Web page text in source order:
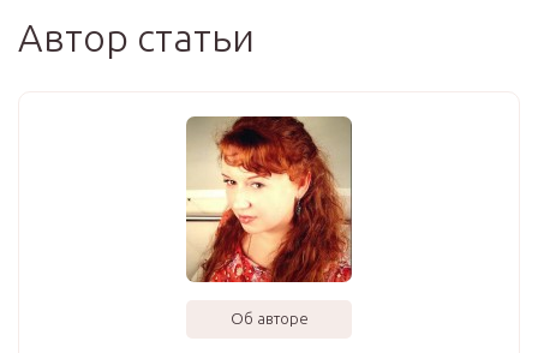
Автор статьи
Об авторе